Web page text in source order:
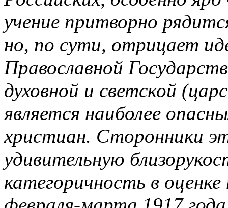
учение притворно
но, по сути, отрицает
Православной
духовной и светской
является наиболее
христиан. Сторонники
удивительную
категоричность в